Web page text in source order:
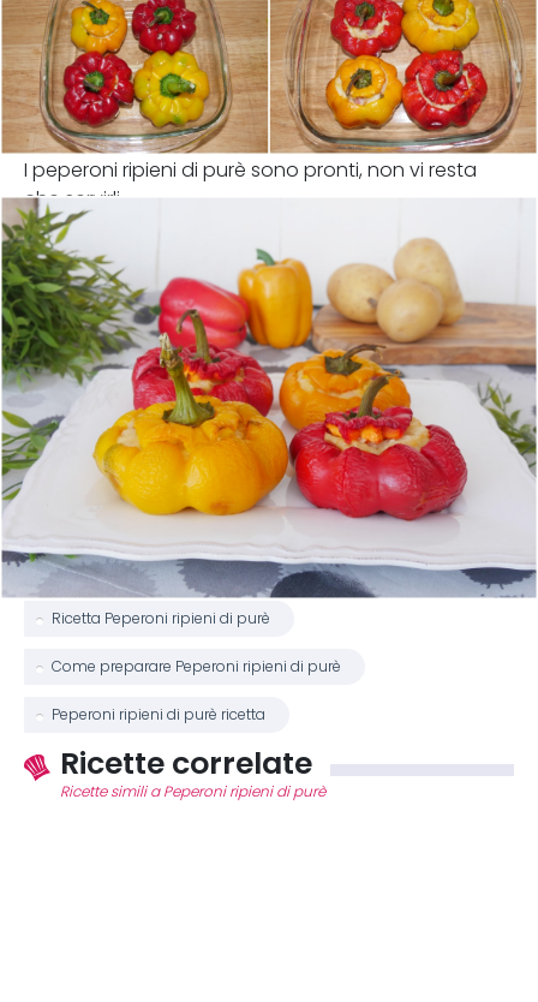
I peperoni ripieni di purè sono pronti, non vi resta
che servirli.
Ricetta Peperoni ripieni di purè
Come preparare Peperoni ripieni di purè
Peperoni ripieni di purè ricetta
Ricette correlate
Ricette simili a Peperoni ripieni di purè